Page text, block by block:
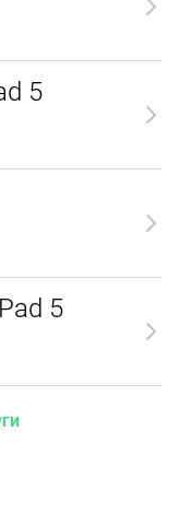
5
5